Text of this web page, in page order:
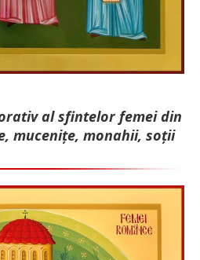
al sfintelor femei din
mu­cenițe, monahii, soții